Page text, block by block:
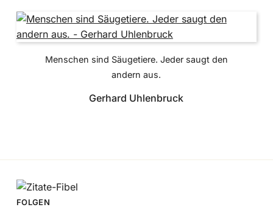
Menschen sind Säugetiere. Jeder saugt den
andern aus.
Gerhard Uhlenbruck
FOLGEN